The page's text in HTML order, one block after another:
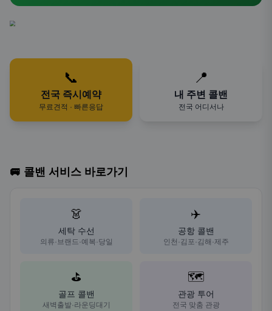
📞
전국 즉시예약
무료견적 · 빠른응답
📍
내 주변 콜밴
전국 어디서나
🚐 콜밴 서비스 바로가기
👗
세탁 수선
의류·브랜드·예복·당일
✈️
공항 콜밴
인천·김포·김해·제주
⛳
골프 콜밴
새벽출발·라운딩대기
🗺️
관광 투어
전국 맞춤 관광